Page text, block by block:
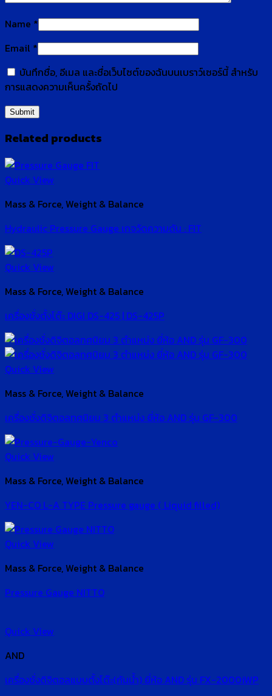
Name *
Email *
บันทึกชื่อ, อีเมล และชื่อเว็บไซต์ของฉันบนเบราว์เซอร์นี้ สำหรับ
การแสดงความเห็นครั้งถัดไป
Related products
Quick View
Mass & Force, Weight & Balance
Hydraulic Pressure Gauge เกจวัดความดัน : FIT
Quick View
Mass & Force, Weight & Balance
เครื่องชั่งตั้งโต๊ะ DIGI DS-425 | DS-425P
Quick View
Mass & Force, Weight & Balance
เครื่องชั่งดิจิตอลทศนิยม 3 ตำแหน่ง ยี่ห้อ AND รุ่น GF-300
Quick View
Mass & Force, Weight & Balance
YEN-CO L-A TYPE Pressure gauge ( Liquid filled)
Quick View
Mass & Force, Weight & Balance
Pressure Gauge NITTO
Quick View
AND
เครื่องชั่งดิจิตอลแบบตั้งโต๊ะ(กันน้ำ) ยี่ห้อ AND รุ่น FX-2000iWP